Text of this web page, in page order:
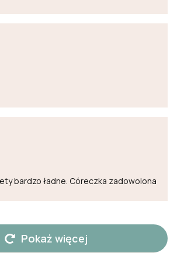
bardzo ładne. Córeczka zadowolona
Pokaż więcej